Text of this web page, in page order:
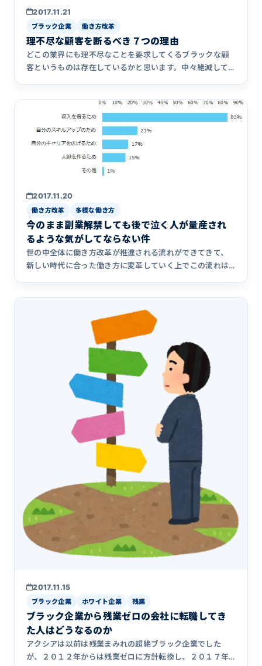
2017.11.21
ブラック企業 働き方改革
理不尽な顧客を断るべき７つの理由
どこの業界にも理不尽なことを要求してくるブラックな顧
客というものは存在しているかと思います。中々絶滅して
2017.11.20
働き方改革 多様な働き方
今のまま副業解禁しても後で泣く人が量産され
るような気がしてならない件
世の中全体に働き方改革が推進される流れができてきて、
新しい時代に合った働き方に変革していく上でこの流れは
2017.11.15
ブラック企業 ホワイト企業 残業
ブラック企業から残業ゼロの会社に転職してき
た人はどうなるのか
アクシアは以前は残業まみれの超絶ブラック企業でした
が、２０１２年からは残業ゼロに方針転換し、２０１７年